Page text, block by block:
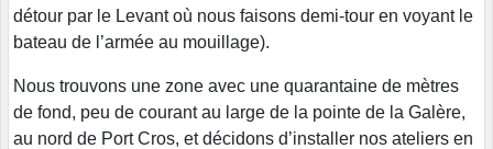
détour par le Levant où nous faisons demi-tour en voyant le
bateau de l’armée au mouillage).
Nous trouvons une zone avec une quarantaine de mètres
de fond, peu de courant au large de la pointe de la Galère,
au nord de Port Cros, et décidons d’installer nos ateliers en